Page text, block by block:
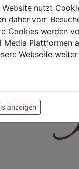
gültigen
50,00 EUR
Website nutzt
daher vom
Cookies werden
Media Plattformen
Webseite
anzeigen